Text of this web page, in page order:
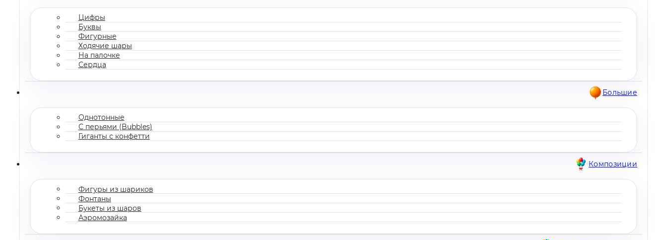
Цифры
Буквы
Фигурные
Ходячие шары
На палочке
Сердца
Большие
Однотонные
С перьями (Bubbles)
Гиганты с конфетти
Композиции
Фигуры из шариков
Фонтаны
Букеты из шаров
Аэромозайка